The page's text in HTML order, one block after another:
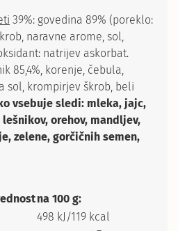
39%: govedina 89% (poreklo:
naravne arome, sol,
natrijev askorbat.
85,4%, korenje, čebula,
sol, krompirjev škrob, beli
vsebuje sledi: mleka, jajc,
orehov, mandljev,
zelene, gorčičnih semen,
na 100 g:
498 kJ/119 kcal